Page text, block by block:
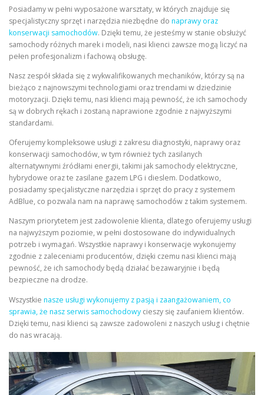
Posiadamy w pełni wyposażone warsztaty, w których znajduje się
specjalistyczny sprzęt i narzędzia niezbędne do naprawy oraz
konserwacji samochodów. Dzięki temu, że jesteśmy w stanie obsłużyć
samochody różnych marek i modeli, nasi klienci zawsze mogą liczyć na
pełen profesjonalizm i fachową obsługę.
Nasz zespół składa się z wykwalifikowanych mechaników, którzy są na
bieżąco z najnowszymi technologiami oraz trendami w dziedzinie
motoryzacji. Dzięki temu, nasi klienci mają pewność, że ich samochody
są w dobrych rękach i zostaną naprawione zgodnie z najwyższymi
standardami.
Oferujemy kompleksowe usługi z zakresu diagnostyki, naprawy oraz
konserwacji samochodów, w tym również tych zasilanych
alternatywnymi źródłami energii, takimi jak samochody elektryczne,
hybrydowe oraz te zasilane gazem LPG i dieslem. Dodatkowo,
posiadamy specjalistyczne narzędzia i sprzęt do pracy z systemem
AdBlue, co pozwala nam na naprawę samochodów z takim systemem.
Naszym priorytetem jest zadowolenie klienta, dlatego oferujemy usługi
na najwyższym poziomie, w pełni dostosowane do indywidualnych
potrzeb i wymagań. Wszystkie naprawy i konserwacje wykonujemy
zgodnie z zaleceniami producentów, dzięki czemu nasi klienci mają
pewność, że ich samochody będą działać bezawaryjnie i będą
bezpieczne na drodze.
Wszystkie nasze usługi wykonujemy z pasją i zaangażowaniem, co
sprawia, że nasz serwis samochodowy cieszy się zaufaniem klientów.
Dzięki temu, nasi klienci są zawsze zadowoleni z naszych usług i chętnie
do nas wracają.